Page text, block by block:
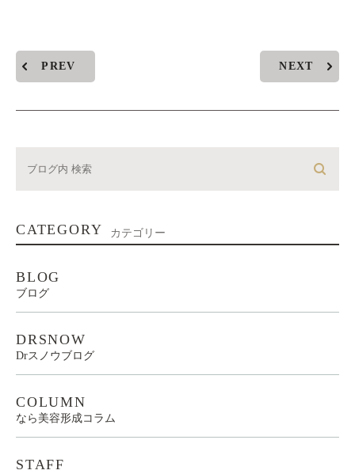
PREV NEXT
CATEGORY カテゴリー
BLOG
ブログ
DRSNOW
Drスノウブログ
COLUMN
なら美容形成コラム
STAFF